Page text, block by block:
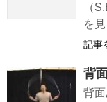
（
を
記事
背
背面